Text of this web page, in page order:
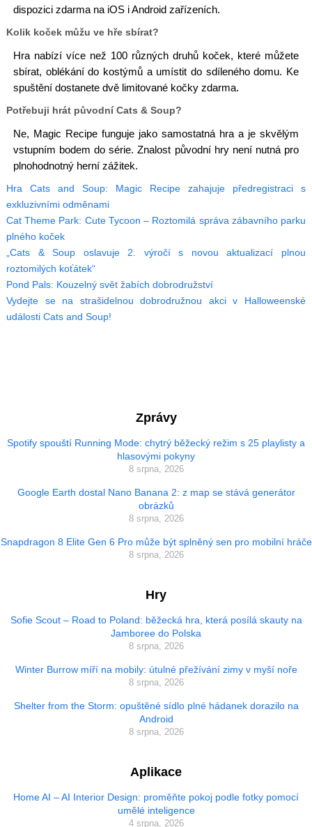
dispozici zdarma na iOS i Android zařízeních.
Kolik koček můžu ve hře sbírat?
Hra nabízí více než 100 různých druhů koček, které můžete
sbírat, oblékání do kostýmů a umístit do sdíleného domu. Ke
spuštění dostanete dvě limitované kočky zdarma.
Potřebuji hrát původní Cats & Soup?
Ne, Magic Recipe funguje jako samostatná hra a je skvělým
vstupním bodem do série. Znalost původní hry není nutná pro
plnohodnotný herní zážitek.
Hra Cats and Soup: Magic Recipe zahajuje předregistraci s
exkluzivními odměnami
Cat Theme Park: Cute Tycoon – Roztomilá správa zábavního parku
plného koček
„Cats & Soup oslavuje 2. výročí s novou aktualizací plnou
roztomilých koťátek“
Pond Pals: Kouzelný svět žabích dobrodružství
Vydejte se na strašidelnou dobrodružnou akci v Halloweenské
události Cats and Soup!
Zprávy
Spotify spouští Running Mode: chytrý běžecký režim s 25 playlisty a
hlasovými pokyny
8 srpna, 2026
Google Earth dostal Nano Banana 2: z map se stává generátor
obrázků
8 srpna, 2026
Snapdragon 8 Elite Gen 6 Pro může být splněný sen pro mobilní hráče
8 srpna, 2026
Hry
Sofie Scout – Road to Poland: běžecká hra, která posílá skauty na
Jamboree do Polska
8 srpna, 2026
Winter Burrow míří na mobily: útulné přežívání zimy v myší noře
8 srpna, 2026
Shelter from the Storm: opuštěné sídlo plné hádanek dorazilo na
Android
8 srpna, 2026
Aplikace
Home AI – AI Interior Design: proměňte pokoj podle fotky pomocí
umělé inteligence
4 srpna, 2026